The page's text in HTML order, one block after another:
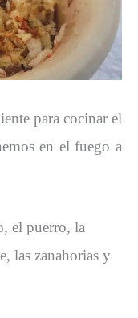
para cocinar el
en el fuego a
el puerro, la
las zanahorias y